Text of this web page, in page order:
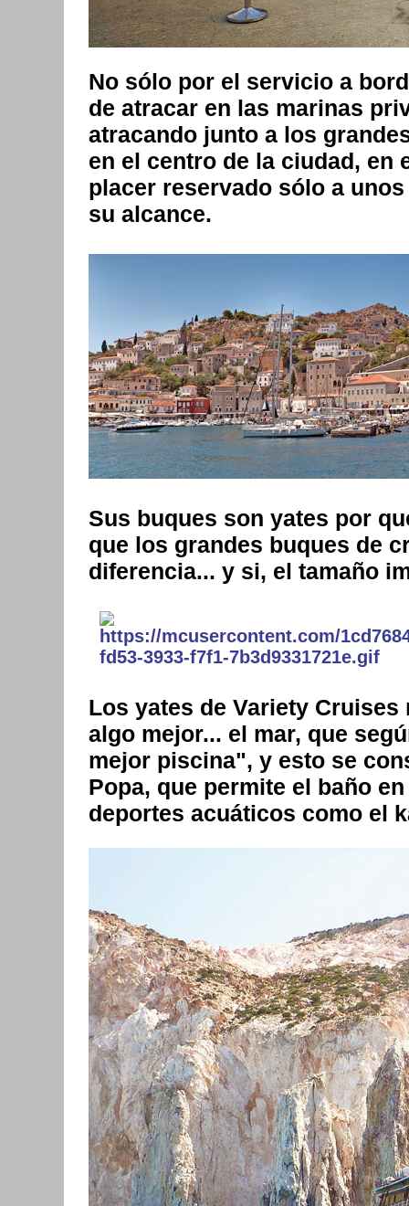
No sólo por el servicio a
de atracar en las marinas
atracando junto a los
en el centro de la ciudad, en
placer reservado sólo a
su alcance.
Sus buques son yates por
que los grandes buques de
diferencia... y si, el tamaño
Los yates de Variety
algo mejor... el mar, que
mejor piscina", y esto se
Popa, que permite el baño
deportes acuáticos como el